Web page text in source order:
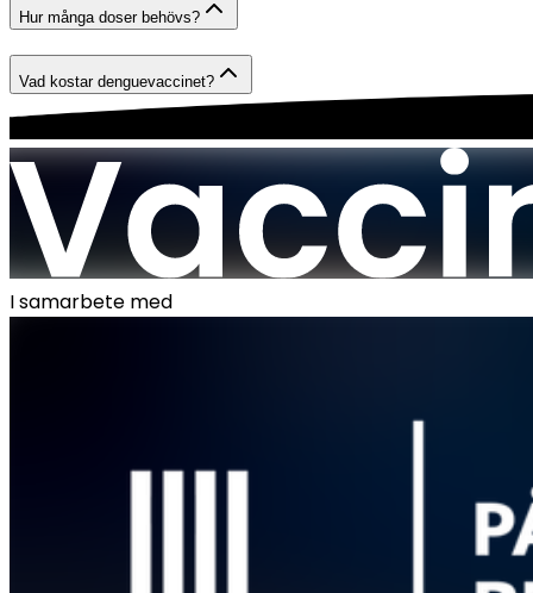
Hur många doser behövs?
Vad kostar denguevaccinet?
I samarbete med